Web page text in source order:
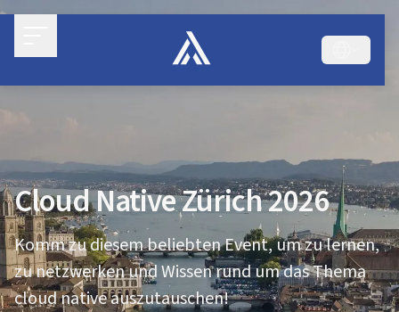
Cloud Native Zürich 2026
Komm zu diesem beliebten Event, um zu lernen,
zu netzwerken und Wissen rund um das Thema
cloud native auszutauschen!